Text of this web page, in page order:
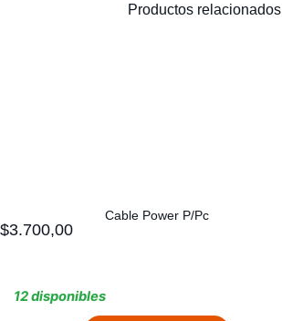
Productos relacionados
Cable Power P/Pc
$3.700,00
12 disponibles